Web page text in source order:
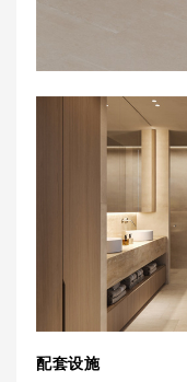
配套设施